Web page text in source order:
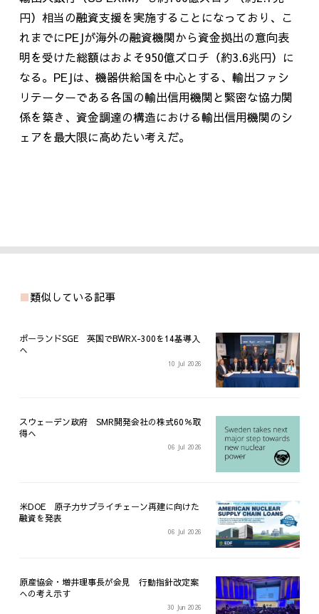
円）相当の融資支援を実施することになっており、こ
れまでにPEJが海外の融資機関から資金拠出の意向表
明を受けた総額はおよそ950億ズロチ（約3.6兆円）に
なる。 PEJは、機器供給国を中心とする、輸出ファシ
リテーターである各国の輸出信用機関と緊密な協力関
係を築き、資金調達の構造における輸出信用機関のシ
ェアを最大限に高めたい考えだ。
類似している記事
ポーランドSGE 英国でBWRX-300を14基導入
へ
10 Jul 2026
スウェーデン政府 SMR開発会社の株式60％取
得へ
06 Jul 2026
米DOE 原子力サプライチェーン再建に向けた
融資を発表
06 Jul 2026
原産協会・増井理事長が会見 行動指針改定案
への考え示す
30 Jun 2026